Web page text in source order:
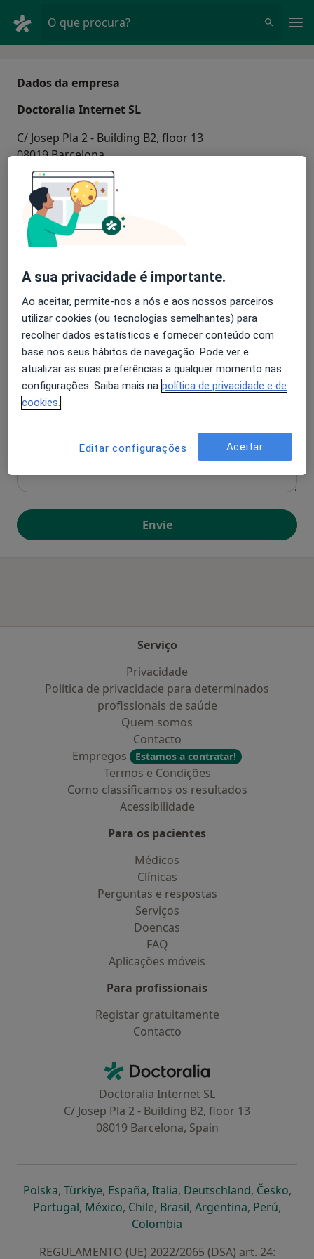
O que procura?
Dados da empresa
Doctoralia Internet SL
C/ Josep Pla 2 - Building B2, floor 13
08019 Barcelona
Spain
Perguntas frequentes »
Contacto
Envie
Serviço
Privacidade
Política de privacidade para determinados
profissionais de saúde
Quem somos
Contacto
Empregos
Estamos a contratar!
Termos e Condições
Como classificamos os resultados
Acessibilidade
Para os pacientes
Médicos
Clínicas
Perguntas e respostas
Serviços
Doencas
FAQ
Aplicações móveis
Para profissionais
Registar gratuitamente
Contacto
Doctoralia - Homepage
Doctoralia Internet SL
C/ Josep Pla 2 - Building B2, floor 13
08019 Barcelona, Spain
Polskaabre num novo separador
, Türkiyeabre num novo separador
, Españaabre num novo separador
, Italiaabre num novo
, Deutschlandabre num
, Česko,
Portugalabre num novo separador
, Méxicoabre num novo separador
, Chileabre num novo separador
, Brasilabre num novo
, Argentinaabre num
, Perúabre
,
Colombia
REGULAMENTO (UE) 2022/2065 (DSA) art. 24:
A sua privacidade é importante.
Ao aceitar, permite-nos a nós e aos nossos parceiros
utilizar cookies (ou tecnologias semelhantes) para
recolher dados estatísticos e fornecer conteúdo com
base nos seus hábitos de navegação. Pode ver e
atualizar as suas preferências a qualquer momento nas
configurações. Saiba mais na política de privacidade e de
cookies.
Editar configurações Aceitar